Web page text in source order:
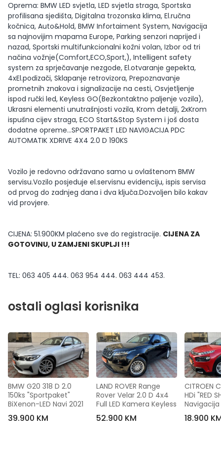
Oprema: BMW LED svjetla, LED svjetla straga, Sportska
profilisana sjedišta, Digitalna trozonska klima, El.ručna
kočnica, Auto&Hold, BMW Infortaiment System, Navigacija
sa najnovijim mapama Europe, Parking senzori naprijed i
nazad, Sportski multifunkcionalni kožni volan, Izbor od tri
načina vožnje(Comfort,ECO,Sport,), Intelligent safety
system za sprječavanje nezgode, El.otvaranje gepekta,
4xEl.podizači, Sklapanje retrovizora, Prepoznavanje
prometnih znakova i signalizacije na cesti, Osvjetljenje
ispod ručki led, Keyless GO(Bezkontaktno paljenje vozila),
Ukrasni elementi unutrašnjosti vozila, Krom detalji, 2xKrom
ispušna cijev straga, ECO Start&Stop System i još dosta
dodatne opreme...SPORTPAKET LED NAVIGACIJA PDC
AUTOMATIK XDRIVE 4X4 2.0 D 190KS
Vozilo je redovno održavano samo u ovlaštenom BMW
servisu.Vozilo posjeduje el.servisnu evidenciju, ispis servisa
od prvog do zadnjeg dana i dva ključa.Dozvoljen bilo kakav
vid provjere.
CIJENA: 51.900KM plaćeno sve do registracije. CIJENA ZA
GOTOVINU, U ZAMJENI SKUPLJI !!!
TEL: 063 405 444. 063 954 444. 063 444 453.
ostali oglasi korisnika
BMW G20 318 D 2.0
150ks "Sportpaket"
BiXenon-LED Navi 2021
39.900 KM
LAND ROVER Range
Rover Velar 2.0 D 4x4
Full LED Kamera Keyless
52.900 KM
CITROEN
HDi "RED
Navigacija
18.900